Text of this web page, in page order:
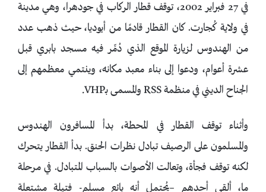
في 27 فبراير 2002، توقف قطار الركاب في جودهرا، وهي مدينة
في ولاية كُجارت. كان القطار قادمًا من أيوديا، حيث ذهب عدد
من الهندوس لزيارة الموقع الذي دُمِّر فيه مسجد بابري قبل
عشرة أعوام، ودعوا إلى بناء معبد مكانه، وينتمي معظمهم إلى
الجناح الديني في منظمة RSS والمسمى بـVHP.
وأثناء توقف القطار في المحطة، بدأ المسافرون الهندوس
والمسلمون على الرصيف تبادل نظرات الحنق. بدأ القطار يتحرك
لكنه توقف فجأة، وتعالت الأصوات بالسباب المتبادل. في مرحلة
ما، ألقى أحدهم –يُحتمل أنه بائع مسلم- فتيلة مشتعلة